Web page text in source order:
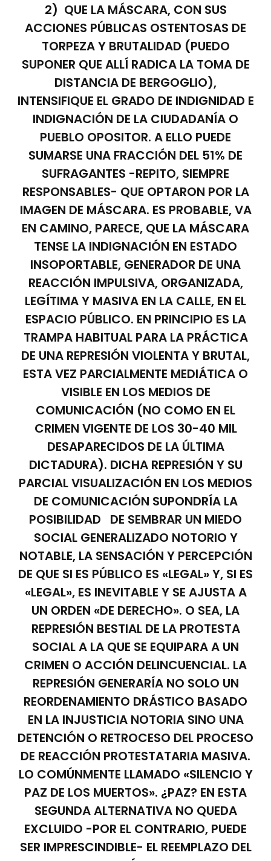
2) QUE LA MÁSCARA, CON SUS
ACCIONES PÚBLICAS OSTENTOSAS DE
TORPEZA Y BRUTALIDAD (PUEDO
SUPONER QUE ALLÍ RADICA LA TOMA DE
DISTANCIA DE BERGOGLIO),
INTENSIFIQUE EL GRADO DE INDIGNIDAD E
INDIGNACIÓN DE LA CIUDADANÍA O
PUEBLO OPOSITOR. A ELLO PUEDE
SUMARSE UNA FRACCIÓN DEL 51% DE
SUFRAGANTES -REPITO, SIEMPRE
RESPONSABLES- QUE OPTARON POR LA
IMAGEN DE MÁSCARA. ES PROBABLE, VA
EN CAMINO, PARECE, QUE LA MÁSCARA
TENSE LA INDIGNACIÓN EN ESTADO
INSOPORTABLE, GENERADOR DE UNA
REACCIÓN IMPULSIVA, ORGANIZADA,
LEGÍTIMA Y MASIVA EN LA CALLE, EN EL
ESPACIO PÚBLICO. EN PRINCIPIO ES LA
TRAMPA HABITUAL PARA LA PRÁCTICA
DE UNA REPRESIÓN VIOLENTA Y BRUTAL,
ESTA VEZ PARCIALMENTE MEDIÁTICA O
VISIBLE EN LOS MEDIOS DE
COMUNICACIÓN (NO COMO EN EL
CRIMEN VIGENTE DE LOS 30-40 MIL
DESAPARECIDOS DE LA ÚLTIMA
DICTADURA). DICHA REPRESIÓN Y SU
PARCIAL VISUALIZACIÓN EN LOS MEDIOS
DE COMUNICACIÓN SUPONDRÍA LA
POSIBILIDAD DE SEMBRAR UN MIEDO
SOCIAL GENERALIZADO NOTORIO Y
NOTABLE, LA SENSACIÓN Y PERCEPCIÓN
DE QUE SI ES PÚBLICO ES «LEGAL» Y, SI ES
«LEGAL», ES INEVITABLE Y SE AJUSTA A
UN ORDEN «DE DERECHO». O SEA, LA
REPRESIÓN BESTIAL DE LA PROTESTA
SOCIAL A LA QUE SE EQUIPARA A UN
CRIMEN O ACCIÓN DELINCUENCIAL. LA
REPRESIÓN GENERARÍA NO SOLO UN
REORDENAMIENTO DRÁSTICO BASADO
EN LA INJUSTICIA NOTORIA SINO UNA
DETENCIÓN O RETROCESO DEL PROCESO
DE REACCIÓN PROTESTATARIA MASIVA.
LO COMÚNMENTE LLAMADO «SILENCIO Y
PAZ DE LOS MUERTOS». ¿PAZ? EN ESTA
SEGUNDA ALTERNATIVA NO QUEDA
EXCLUIDO -POR EL CONTRARIO, PUEDE
SER IMPRESCINDIBLE- EL REEMPLAZO DEL